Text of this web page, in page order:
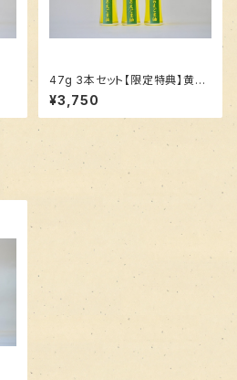
47g 3本セット【限定特典】黄金
のえごま油
¥3,750